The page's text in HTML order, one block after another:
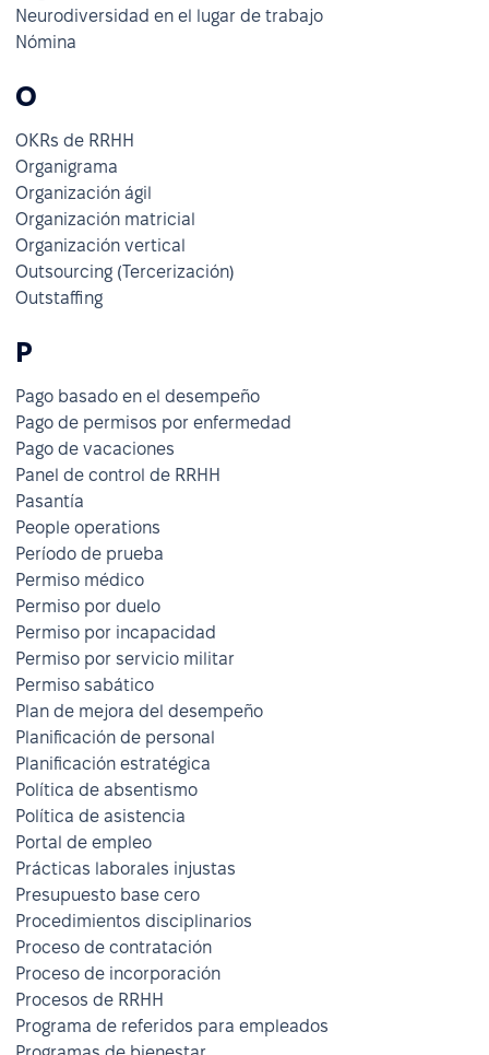
Neurodiversidad en el lugar de trabajo
Nómina
O
OKRs de RRHH
Organigrama
Organización ágil
Organización matricial
Organización vertical
Outsourcing (Tercerización)
Outstaffing
P
Pago basado en el desempeño
Pago de permisos por enfermedad
Pago de vacaciones
Panel de control de RRHH
Pasantía
People operations
Período de prueba
Permiso médico
Permiso por duelo
Permiso por incapacidad
Permiso por servicio militar
Permiso sabático
Plan de mejora del desempeño
Planificación de personal
Planificación estratégica
Política de absentismo
Política de asistencia
Portal de empleo
Prácticas laborales injustas
Presupuesto base cero
Procedimientos disciplinarios
Proceso de contratación
Proceso de incorporación
Procesos de RRHH
Programa de referidos para empleados